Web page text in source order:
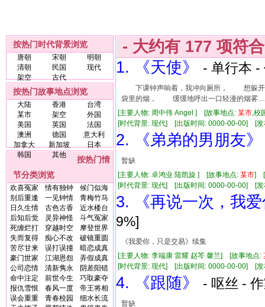
按热门时代背景浏览
唐朝 宋朝
明朝
清朝
民国
现代
架空
古代
按热门故事地点浏览
大陆 香港
台湾
某市
架空
外国
美国
英国
法国
澳洲
德国
意大利
加拿大
新加坡
日本
韩国
其他
按热门情
节分类浏览
欢喜冤家 情有独钟
候门似海
别后重逢
一见钟情
青梅竹马
日久生情
古色古香
近水楼台
后知后觉
灵异神怪
斗气冤家
死缠烂打
穿越时空
摩登世界
失而复得
痴心不改
破镜重圆
苦尽甘来
误打误撞
暗恋成真
豪门世家
江湖恩怨
弄假成真
公司恋情
清新隽永
阴差阳错
命中注定
前世今生
巧取豪夺
报仇雪恨
春风一度
帝王将相
误会重重
青春校园
细水长流
- 大约有 177 项符
1. 《天使》
- 单行本
下课钟声响着，我冲向厕所， 想躲
袋里的烟， 缓缓地呼出一口轻漫的烟
[主要人物: 周中伟 Angel ] [故事地点: 某市,校
[时代背景: 现代] [出版时间: 0000-00-00] [
2. 《弟弟的男朋友》
暂缺
[主要人物: 卓鸿业 陆凯旋 ] [故事地点: 某市] [
[时代背景: 现代] [出版时间: 0000-00-00] [
3. 《再说一次，我
9%]
《我爱你，只是交易》续集
[主要人物: 李端康 雷耀 赵芩 馨兰] [故事地点:
[时代背景: 现代] [出版时间: 0000-00-00] [
4. 《跟随》 - 呕丝 -
暂缺